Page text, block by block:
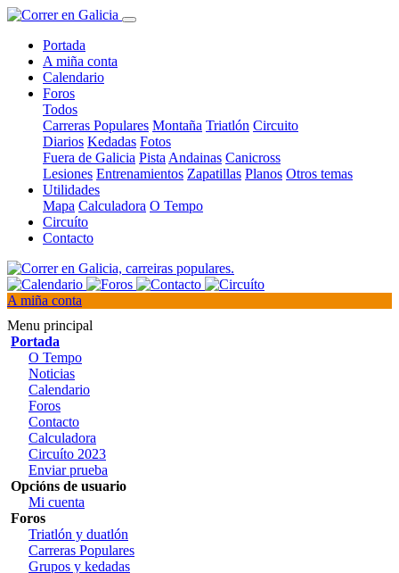
Portada
A miña conta
Calendario
Foros
Todos
Carreras Populares Montaña Triatlón Circuito
Diarios Kedadas Fotos
Fuera de Galicia Pista Andainas Canicross
Lesiones Entrenamientos Zapatillas Planos Otros temas
Utilidades
Mapa Calculadora O Tempo
Circuíto
Contacto
A miña conta
Menu principal
Portada
O Tempo
Noticias
Calendario
Foros
Contacto
Calculadora
Circuíto 2023
Enviar prueba
Opcións de usuario
Mi cuenta
Foros
Triatlón y duatlón
Carreras Populares
Grupos y kedadas